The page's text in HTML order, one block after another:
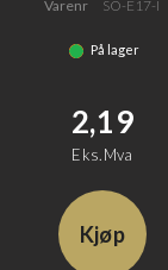
Varenr SO-E17-I
På lager
2,19
Eks.Mva
Kjøp